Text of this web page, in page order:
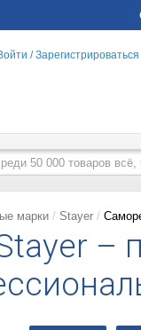
/Зарегистрироваться
марки Stayer
–